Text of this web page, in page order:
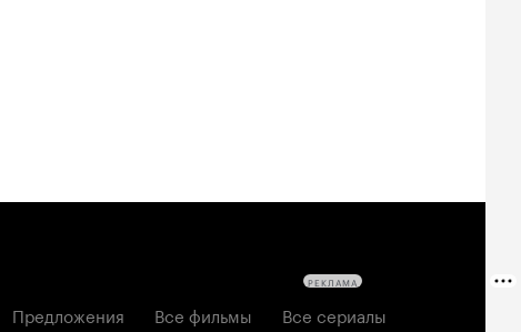
Предложения Все фильмы
Все сериалы
РЕКЛАМА